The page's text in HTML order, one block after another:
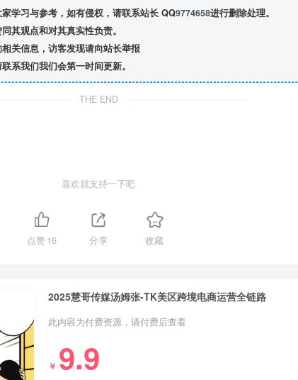
学习与参考，如有侵权，请联系站长 QQ9774658进行删除处理。
其观点和对其真实性负责。
关信息，访客发现请向站长举报
系我们我们会第一时间更新。
THE END
喜欢就支持一下吧
点赞16 分享 收藏
2025慧哥传媒汤姆张-TK美区跨境电商运营全链路
此内容为付费资源，请付费后查看
￥ 9.9